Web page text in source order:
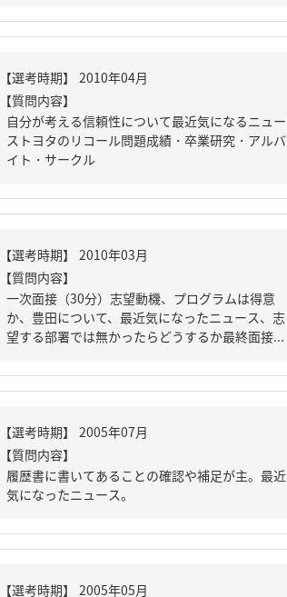
【質問内容】
自分が考える信頼性について最近気になるニュー
ストヨタのリコール問題成績・卒業研究・アルバ
イト・サークル
【質問内容】
一次面接（30分）志望動機、プログラムは得意
か、豊田について、最近気になったニュース、志
望する部署では無かったらどうするか最終面接...
【質問内容】
履歴書に書いてあることの確認や補足が主。最近
気になったニュース。